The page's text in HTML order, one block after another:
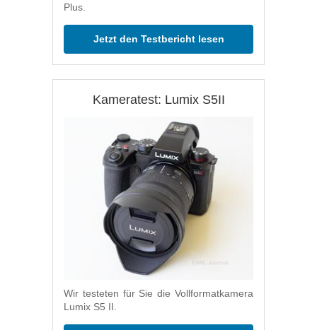
Plus.
Jetzt den Testbericht lesen
Kameratest: Lumix S5II
Wir testeten für Sie die Vollformatkamera
Lumix S5 II.